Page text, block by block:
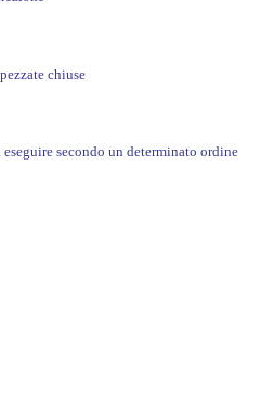
chiuse
secondo un determinato ordine